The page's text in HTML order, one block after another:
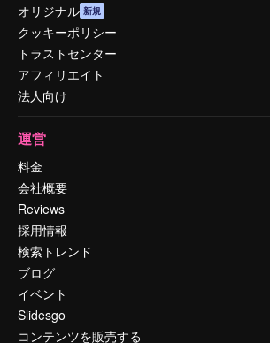
オリジナル 新規
クッキーポリシー
トラストセンター
アフィリエイト
法人向け
運営
料金
会社概要
Reviews
採用情報
検索トレンド
ブログ
イベント
Slidesgo
コンテンツを販売する